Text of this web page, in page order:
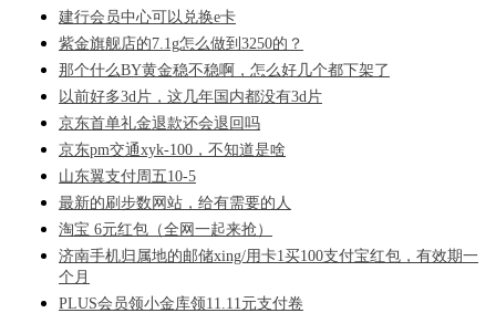
建行会员中心可以兑换e卡
紫金旗舰店的7.1g怎么做到3250的？
那个什么BY黄金稳不稳啊，怎么好几个都下架了
以前好多3d片，这几年国内都没有3d片
京东首单礼金退款还会退回吗
京东pm交通xyk-100，不知道是啥
山东翼支付周五10-5
最新的刷步数网站，给有需要的人
淘宝 6元红包（全网一起来抢）
济南手机归属地的邮储xing/用卡1买100支付宝红包，有效期一
个月
PLUS会员领小金库领11.11元支付卷